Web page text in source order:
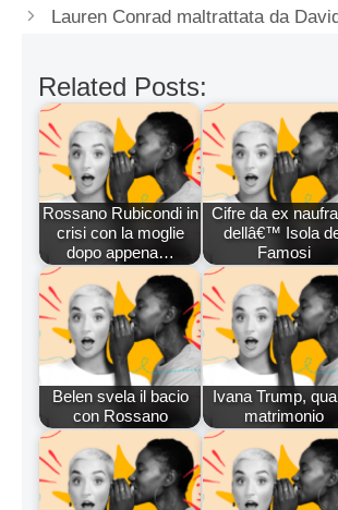
Lauren Conrad maltrattata da
Related Posts:
Rossano Rubicondi in
crisi con la moglie
dopo appena…
Cifre da ex
dellâ€™ Isola
Famosi
Belen svela il bacio
con Rossano
Ivana Trump,
matrimonio